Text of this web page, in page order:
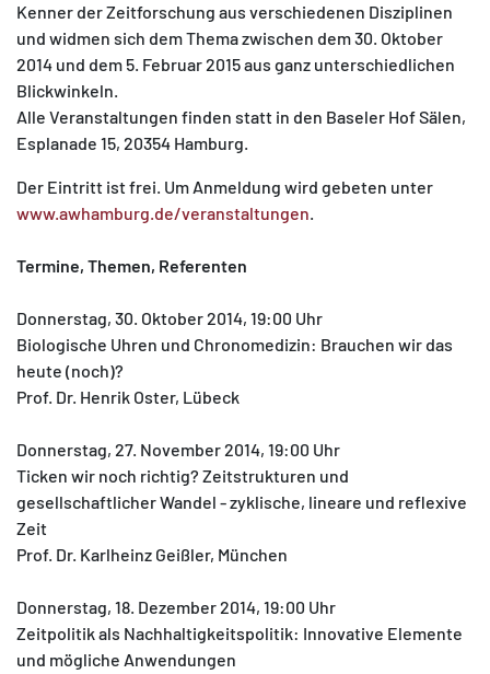
Kenner der Zeitforschung aus verschiedenen Disziplinen
und widmen sich dem Thema zwischen dem 30. Oktober
2014 und dem 5. Februar 2015 aus ganz unterschiedlichen
Blickwinkeln.
Alle Veranstaltungen finden statt in den Baseler Hof Sälen,
Esplanade 15, 20354 Hamburg.
Der Eintritt ist frei. Um Anmeldung wird gebeten unter
www.awhamburg.de/veranstaltungen.
Termine, Themen, Referenten
Donnerstag, 30. Oktober 2014, 19:00 Uhr
Biologische Uhren und Chronomedizin: Brauchen wir das
heute (noch)?
Prof. Dr. Henrik Oster, Lübeck
Donnerstag, 27. November 2014, 19:00 Uhr
Ticken wir noch richtig? Zeitstrukturen und
gesellschaftlicher Wandel - zyklische, lineare und reflexive
Zeit
Prof. Dr. Karlheinz Geißler, München
Donnerstag, 18. Dezember 2014, 19:00 Uhr
Zeitpolitik als Nachhaltigkeitspolitik: Innovative Elemente
und mögliche Anwendungen